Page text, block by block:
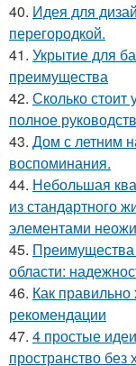
40. Идея для
перегородкой.
41. Укрытие для
преимущества
42. Сколько стоит
полное
43. Дом с летним
воспоминания.
44. Небольшая
из стандартного
элементами
45. Преимущества
области:
46. Как
рекомендации
47. 4 простые
пространство без